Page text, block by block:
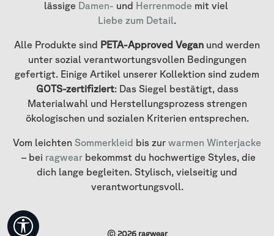
lässige Damen- und Herrenmode mit viel
Liebe zum Detail.
Alle Produkte sind PETA-Approved Vegan und werden
unter sozial verantwortungsvollen Bedingungen
gefertigt. Einige Artikel unserer Kollektion sind zudem
GOTS-zertifiziert: Das Siegel bestätigt, dass
Materialwahl und Herstellungsprozess strengen
ökologischen und sozialen Kriterien entsprechen.
Vom leichten Sommerkleid bis zur warmen Winterjacke
– bei ragwearbekommst du hochwertige Styles, die
dich lange begleiten. Stylisch, vielseitig und
verantwortungsvoll.
© 2026 ragwear
Werkzeugleiste anzeigen